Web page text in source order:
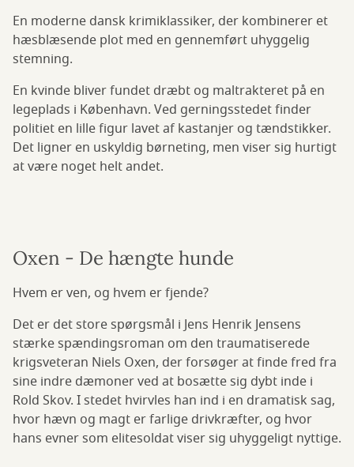
En moderne dansk krimiklassiker, der kombinerer et
hæsblæsende plot med en gennemført uhyggelig
stemning.
En kvinde bliver fundet dræbt og maltrakteret på en
legeplads i København. Ved gerningsstedet finder
politiet en lille figur lavet af kastanjer og tændstikker.
Det ligner en uskyldig børneting, men viser sig hurtigt
at være noget helt andet.
Oxen - De hængte hunde
Hvem er ven, og hvem er fjende?
Det er det store spørgsmål i Jens Henrik Jensens
stærke spændingsroman om den traumatiserede
krigsveteran Niels Oxen, der forsøger at finde fred fra
sine indre dæmoner ved at bosætte sig dybt inde i
Rold Skov. I stedet hvirvles han ind i en dramatisk sag,
hvor hævn og magt er farlige drivkræfter, og hvor
hans evner som elitesoldat viser sig uhyggeligt nyttige.